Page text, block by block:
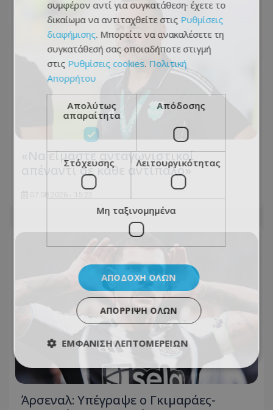
«Να είμαστε ανταγωνιστικοί
απέναντι σε κάθε αντίπαλο»
Άρσεναλ: Υπέγραψε ο Γκιμαράες-
συμφέρον αντί για συγκατάθεση· έχετε το
δικαίωμα να αντιταχθείτε στις Ρυθμίσεις
διαφήμισης. Μπορείτε να ανακαλέσετε τη
συγκατάθεσή σας οποιαδήποτε στιγμή
στις Ρυθμίσεις cookies. Πολιτική
Απορρήτου
Απολύτως
απαραίτητα
Απόδοσης
Στόχευσης Λειτουργικότητας
Μη ταξινομημένα
ΑΠΟΔΟΧΉ ΌΛΩΝ
ΑΠΌΡΡΙΨΗ ΌΛΩΝ
ΕΜΦΆΝΙΣΗ ΛΕΠΤΟΜΕΡΕΙΏΝ